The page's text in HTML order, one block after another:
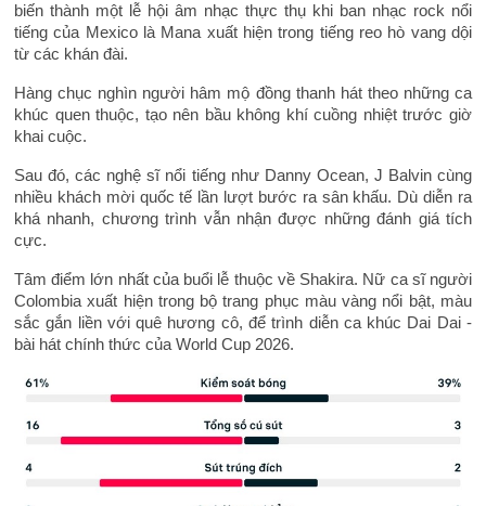
biến thành một lễ hội âm nhạc thực thụ khi ban nhạc rock nổi
tiếng của Mexico là Mana xuất hiện trong tiếng reo hò vang dội
từ các khán đài.
Hàng chục nghìn người hâm mộ đồng thanh hát theo những ca
khúc quen thuộc, tạo nên bầu không khí cuồng nhiệt trước giờ
khai cuộc.
Sau đó, các nghệ sĩ nổi tiếng như Danny Ocean, J Balvin cùng
nhiều khách mời quốc tế lần lượt bước ra sân khấu. Dù diễn ra
khá nhanh, chương trình vẫn nhận được những đánh giá tích
cực.
Tâm điểm lớn nhất của buổi lễ thuộc về Shakira. Nữ ca sĩ người
Colombia xuất hiện trong bộ trang phục màu vàng nổi bật, màu
sắc gắn liền với quê hương cô, để trình diễn ca khúc Dai Dai -
bài hát chính thức của World Cup 2026.